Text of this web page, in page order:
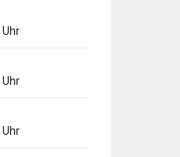
Uhr
Uhr
Uhr